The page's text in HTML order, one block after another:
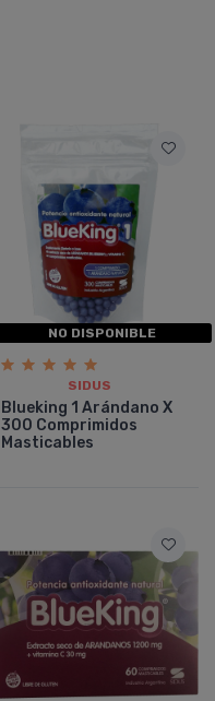
NO DISPONIBLE
SIDUS
Blueking 1 Arándano X
300 Comprimidos
Masticables